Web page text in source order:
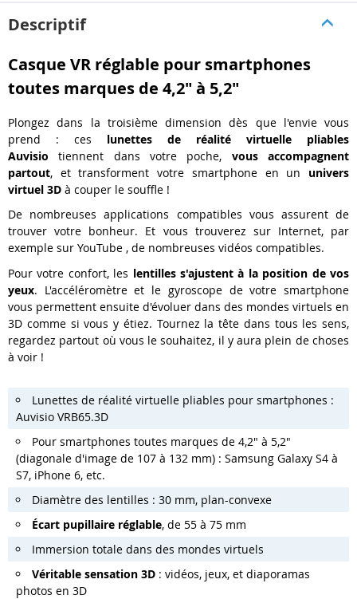
Descriptif
Casque VR réglable pour smartphones
toutes marques de 4,2" à 5,2"
Plongez dans la troisième dimension dès que l'envie vous
prend : ces lunettes de réalité virtuelle pliables
Auvisio tiennent dans votre poche, vous accompagnent
partout, et transforment votre smartphone en un univers
virtuel 3D à couper le souffle !
De nombreuses applications compatibles vous assurent de
trouver votre bonheur. Et vous trouverez sur Internet, par
exemple sur YouTube , de nombreuses vidéos compatibles.
Pour votre confort, les lentilles s'ajustent à la position de vos
yeux. L'accéléromètre et le gyroscope de votre smartphone
vous permettent ensuite d'évoluer dans des mondes virtuels en
3D comme si vous y étiez. Tournez la tête dans tous les sens,
regardez partout où vous le souhaitez, il y aura plein de choses
à voir !
Lunettes de réalité virtuelle pliables pour smartphones :
Auvisio VRB65.3D
Pour smartphones toutes marques de 4,2" à 5,2"
(diagonale d'image de 107 à 132 mm) : Samsung Galaxy S4 à
S7, iPhone 6, etc.
Diamètre des lentilles : 30 mm, plan-convexe
Écart pupillaire réglable, de 55 à 75 mm
Immersion totale dans des mondes virtuels
Véritable sensation 3D : vidéos, jeux, et diaporamas
photos en 3D